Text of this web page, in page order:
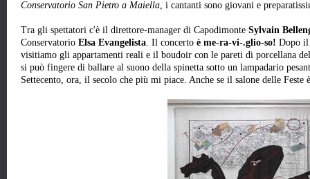
Conservatorio San Pietro a Maiella, i cantanti sono giovani e
Tra gli spettatori c'è il direttore-manager di Capodimonte Sylvain
Conservatorio Elsa Evangelista. Il concerto è me-ra-vi-.glio-so! Dopo il
visitiamo gli appartamenti reali e il boudoir con le pareti di porcellana
si può fingere di ballare al suono della spinetta sotto un lampadario
Settecento, ora, il secolo che più mi piace. Anche se il salone delle Feste